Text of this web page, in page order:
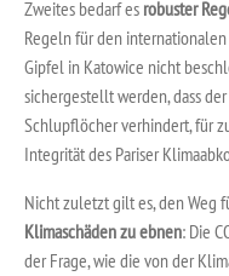
Zweites bedarf es robuster
Regeln für den
Gipfel in Katowice nicht
sichergestellt werden, dass
Schlupflöcher verhindert, für
Integrität des Pariser
Nicht zuletzt gilt es, den Weg
Klimaschäden zu ebnen: Die
der Frage, wie die von der